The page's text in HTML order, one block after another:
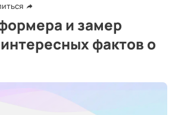
и замер
фактов о